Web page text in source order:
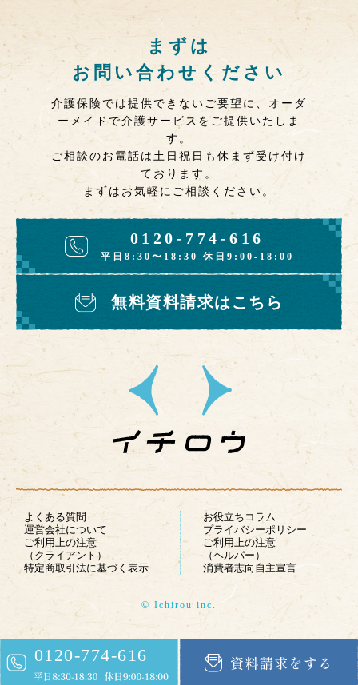
まずは
お問い合わせください
介護保険では提供できないご要望に、オーダ
ーメイドで介護サービスをご提供いたしま
す。
ご相談のお電話は土日祝日も休まず受け付け
ております。
まずはお気軽にご相談ください。
0120-774-616
平日8:30〜18:30 休日9:00-18:00
無料資料請求はこちら
よくある質問
運営会社について
ご利用上の注意
（クライアント）
特定商取引法に基づく表示
お役立ちコラム
プライバシーポリシー
ご利用上の注意
（ヘルパー）
消費者志向自主宣言
© Ichirou inc.
0120-774-616